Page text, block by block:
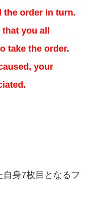
the order in turn.
you all
take the order.
your
身7枚目となるフ